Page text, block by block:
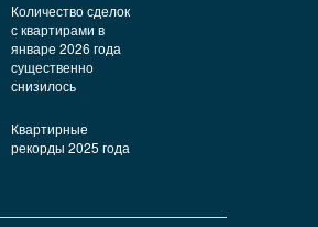
Количество сделок
с квартирами в
январе 2026 года
существенно
снизилось
Квартирные
рекорды 2025 года